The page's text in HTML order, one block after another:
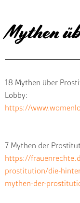
Mythen
18 Mythen über
Lobby:
https://
7 Mythen der
https://
prostitution/die-
mythen-der-